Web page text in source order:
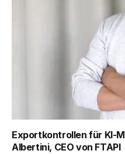
Exportkontrollen für KI-
Albertini, CEO von FTAPI